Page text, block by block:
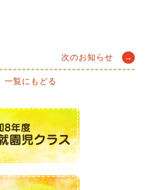
次のお知らせ →
一覧にもどる